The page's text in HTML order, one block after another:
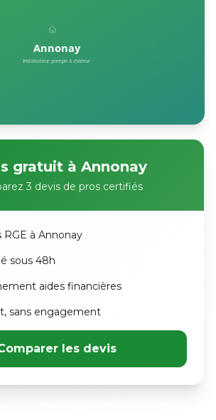
gratuit à Annonay
3 devis de pros certifiés
RGE à Annonay
sous 48h
aides financières
sans engagement
les devis